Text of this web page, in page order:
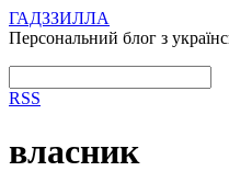
ГАДЗЗИЛЛА
Персональний блог з
RSS
власник